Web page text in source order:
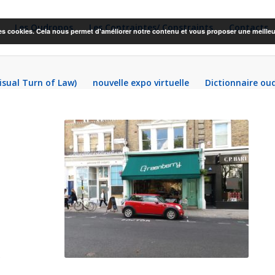
Les Oudropos Les Contraintes/ Constraints Contacts
Turn of Law) nouvelle expo virtuelle Dictionnaire
cookies. Cela nous permet d'améliorer notre contenu et vous proposer une